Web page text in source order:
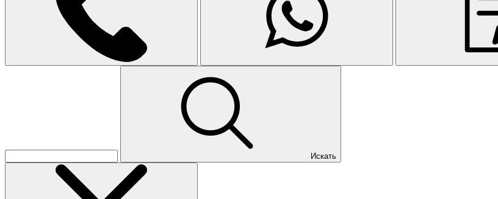
Искать